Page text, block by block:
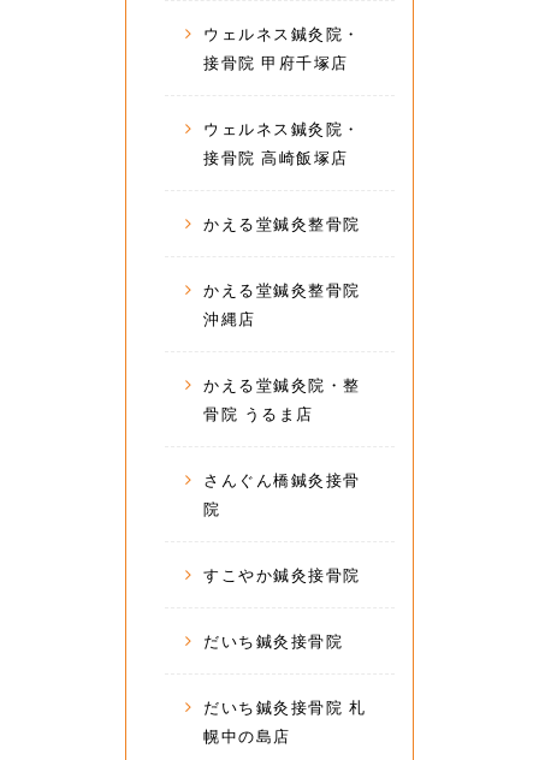
ウェルネス鍼灸院・
接骨院 甲府千塚店
ウェルネス鍼灸院・
接骨院 高崎飯塚店
かえる堂鍼灸整骨院
かえる堂鍼灸整骨院
沖縄店
かえる堂鍼灸院・整
骨院 うるま店
さんぐん橋鍼灸接骨
院
すこやか鍼灸接骨院
だいち鍼灸接骨院
だいち鍼灸接骨院 札
幌中の島店